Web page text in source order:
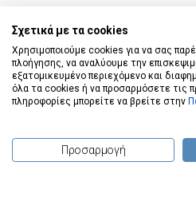
© 2020 - 2026
Σχετικά με τα cookies
Χρησιμοποιούμε cookies για να σας
πλοήγησης, να αναλύουμε την
εξατομικευμένο περιεχόμενο και
όλα τα cookies ή να προσαρμόσετε τις
πληροφορίες μπορείτε να βρείτε στην
Προσαρμογή